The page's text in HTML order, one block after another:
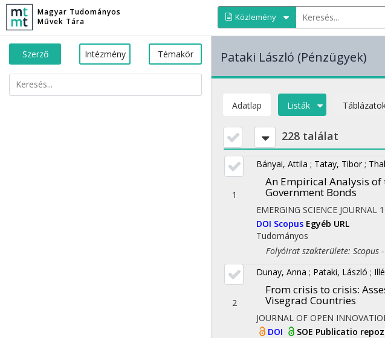
Magyar Tudományos
Művek Tára
Közlemény
Szerző Intézmény Témakör Pataki László (Pénzügyek)
Adatlap Listák
228 találat
1
Bányai, Attila ; Tatay, Tibor ;
An Empirical Analysis of
Government Bonds
EMERGING SCIENCE JOURNAL
DOI Scopus Egyéb URL
Tudományos
Folyóirat szakterülete: Scopus
2
Dunay, Anna ; Pataki, László ;
From crisis to crisis:
Visegrad Countries
JOURNAL OF OPEN
DOI
SOE Publicatio